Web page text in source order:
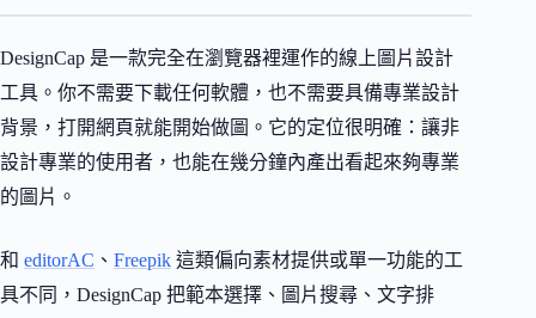
DesignCap 是一款完全在瀏覽器裡運作的線上圖片設計
工具。你不需要下載任何軟體，也不需要具備專業設計
背景，打開網頁就能開始做圖。它的定位很明確：讓非
設計專業的使用者，也能在幾分鐘內產出看起來夠專業
的圖片。
和 editorAC 、 Freepik 這類偏向素材提供或單一功能的工
具不同，DesignCap 把範本選擇、圖片搜尋、文字排